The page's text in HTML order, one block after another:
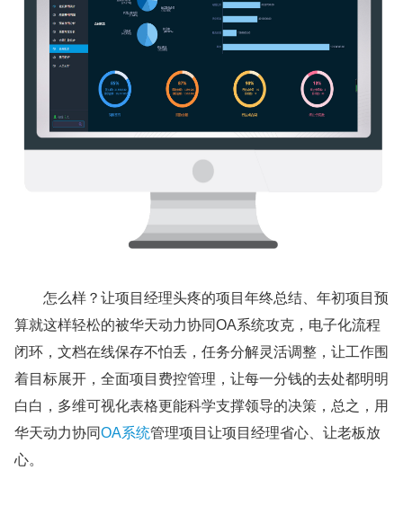
怎么样？让项目经理头疼的项目年终总结、年初项目预
算就这样轻松的被华天动力协同OA系统攻克，电子化流程
闭环，文档在线保存不怕丢，任务分解灵活调整，让工作围
着目标展开，全面项目费控管理，让每一分钱的去处都明明
白白，多维可视化表格更能科学支撑领导的决策，总之，用
华天动力协同OA系统管理项目让项目经理省心、让老板放
心。